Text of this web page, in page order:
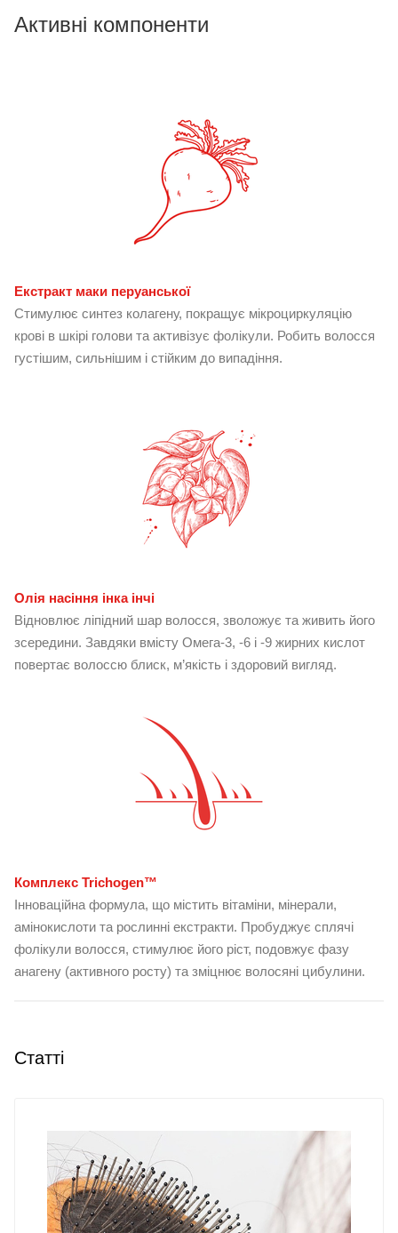
Активні компоненти
Екстракт маки перуанської
Стимулює синтез колагену, покращує мікроциркуляцію
крові в шкірі голови та активізує фолікули. Робить волосся
густішим, сильнішим і стійким до випадіння.
Олія насіння інка інчі
Відновлює ліпідний шар волосся, зволожує та живить його
зсередини. Завдяки вмісту Омега-3, -6 і -9 жирних кислот
повертає волоссю блиск, м’якість і здоровий вигляд.
Комплекс Trichogen™
Інноваційна формула, що містить вітаміни, мінерали,
амінокислоти та рослинні екстракти. Пробуджує сплячі
фолікули волосся, стимулює його ріст, подовжує фазу
анагену (активного росту) та зміцнює волосяні цибулини.
Статті